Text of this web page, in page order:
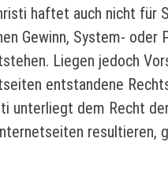
haftet auch nicht für
Gewinn, System- oder
Liegen jedoch
entstandene
unterliegt dem Recht
resultieren,